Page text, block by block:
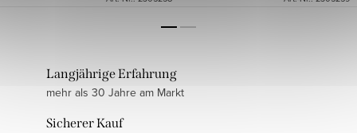
Langjährige Erfahrung
mehr als 30 Jahre am Markt
Sicherer Kauf